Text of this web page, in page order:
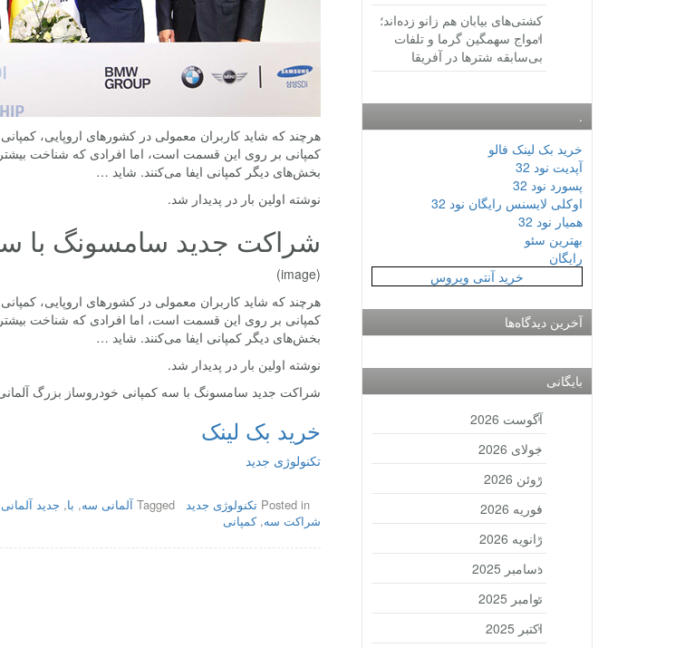
هرچند که شاید کاربران معمولی در کشورهای اروپایی،
کمپانی بر روی این قسمت است، اما افرادی که شناخت
بخش‌های دیگر کمپانی ایفا می‌کنند. شاید …
نوشته اولین بار در پدیدار شد.
شراکت جدید سامسونگ با
(image)
هرچند که شاید کاربران معمولی در کشورهای اروپایی،
کمپانی بر روی این قسمت است، اما افرادی که شناخت
بخش‌های دیگر کمپانی ایفا می‌کنند. شاید …
نوشته اولین بار در پدیدار شد.
شراکت جدید سامسونگ با سه کمپانی خودروساز بزرگ
خرید بک لینک
تکنولوژی جدید
Posted in تکنولوژی جدید Tagged آلمانی سه, با, جدید آلمانی
شراکت سه,کمپانی
کشتی‌های بیابان هم زانو زده‌اند؛
امواج سهمگین گرما و تلفات
بی‌سابقه شترها در آفریقا
.
خرید بک لینک فالو
آپدیت نود 32
پسورد نود 32
اوکلی لایسنس رایگان نود 32
همیار نود 32
بهترین سئو
رایگان
خرید آنتی ویروس
آخرین دیدگاه‌ها
بایگانی
آگوست 2026
جولای 2026
ژوئن 2026
فوریه 2026
ژانویه 2026
دسامبر 2025
نوامبر 2025
اکتبر 2025